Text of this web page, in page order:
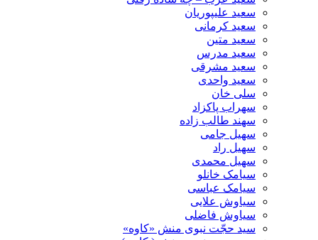
سعید علیپوریان
سعید کرمانی
سعید متین
سعید مدرس
سعید مشرقی
سعید واحدی
سلی خان
سهراب پاکزاد
سهند طالب زاده
سهیل جامی
سهیل راد
سهیل محمدی
سیامک خانلو
سیامک عباسی
سیاوش علایی
سیاوش فاضلی
سید حجّت نبوی منش «کاوه»